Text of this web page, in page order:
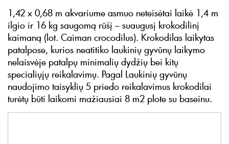
1,42 x 0,68 m akvariume asmuo neteisėtai laikė 1,4 m
ilgio ir 16 kg saugomą rūšį – suaugusį krokodilinį
kaimaną (lot. Caiman crocodilus). Krokodilas laikytas
patalpose, kurios neatitiko laukinių gyvūnų laikymo
nelaisvėje patalpų minimalių dydžių bei kitų
specialiųjų reikalavimų. Pagal Laukinių gyvūnų
naudojimo taisyklių 5 priedo reikalavimus krokodilai
turėtų būti laikomi mažiausiai 8 m2 plote su baseinu.